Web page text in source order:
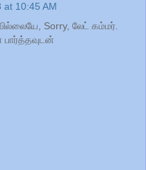
at 10:45 AM
Sorry, லேட் கம்மர்.
பார்த்தவுடன்